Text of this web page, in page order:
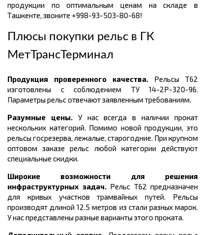
продукции по оптимальным ценам на складе в
Ташкенте, звоните +998-93-503-80-68!
Плюсы покупки рельс в ГК
МетТрансТерминал
Продукция проверенного качества. Рельсы Т62
изготовлены с соблюдением ТУ 14-2Р-320-96.
Параметры рельс отвечают заявленным требованиям.
Разумные цены. У нас всегда в наличии прокат
нескольких категорий. Помимо новой продукции, это
рельсы госрезерва, лежалые, старогодние. При крупном
оптовом заказе рельс любой категории действуют
специальные скидки.
Широкие возможности для решения
инфраструктурных задач. Рельс Т62 предназначен
для кривых участков трамвайных путей. Рельсы
производят длиной 12.5 метров из стали разных марок.
У нас представлены разные варианты этого проката.